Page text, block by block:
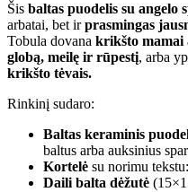
Šis baltas puodelis su angelo
arbatai, bet irprasmingas
Tobula dovana krikšto mamai
globą, meilę ir rūpestį, arba
krikšto tėvais.
Rinkinį sudaro:
Baltas keraminis
baltus arba auksinius
Kortelė su norimu tekstu:
Daili balta dėžutė